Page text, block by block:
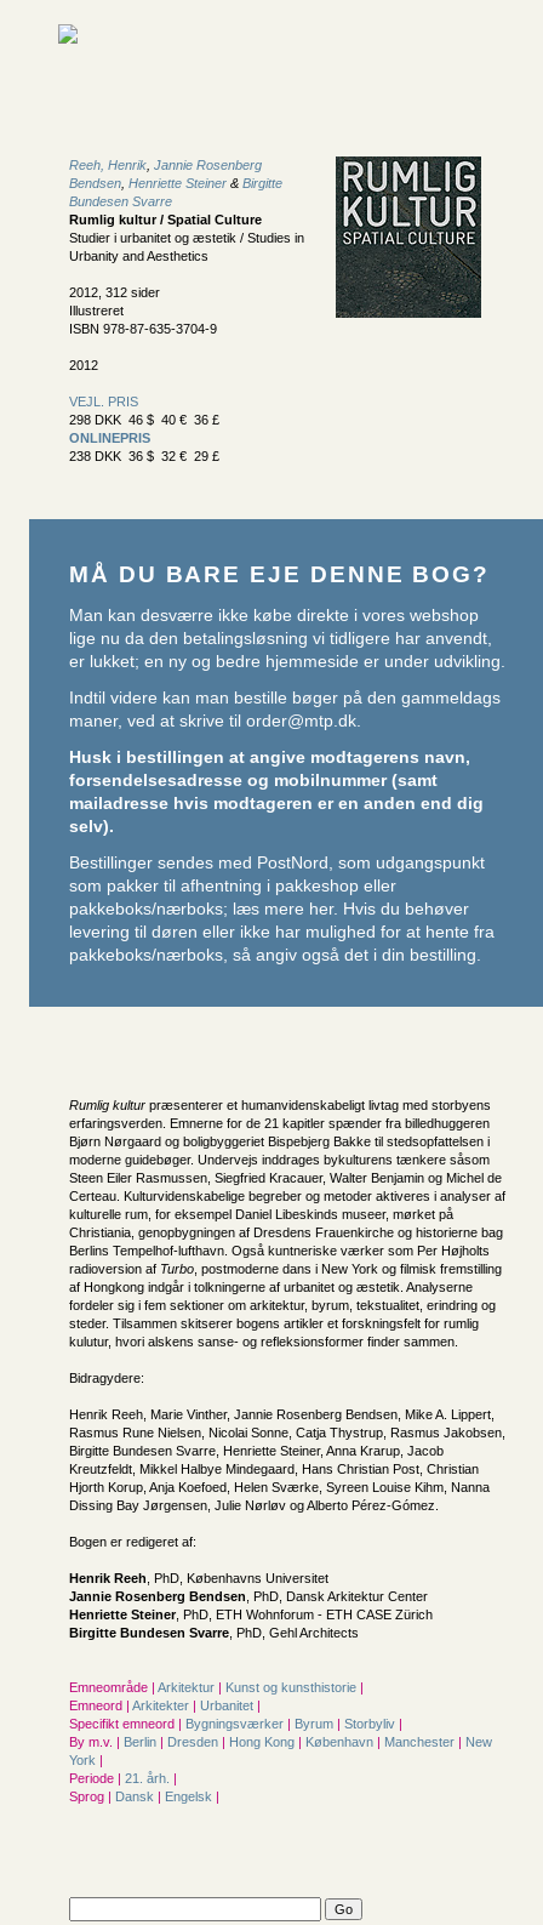
Reeh, Henrik Jannie Rosenberg
Bendsen Henriette Steiner & Birgitte
Bundesen Svarre
Rumlig kultur / Spatial Culture
Studier i urbanitet og æstetik / Studies in
Urbanity and Aesthetics
2012, 312 sider
Illustreret
ISBN 978-87-635-3704-9
2012
VEJL. PRIS
298 DKK 46 $ 40 € 36 £
ONLINEPRIS
238 DKK 36 $ 32 € 29 £
MÅ DU BARE EJE DENNE BOG?
Man kan desværre ikke købe direkte i vores webshop
lige nu da den betalingsløsning vi tidligere har anvendt,
er lukket; en ny og bedre hjemmeside er under udvikling.
Indtil videre kan man bestille bøger på den gammeldags
maner, ved at skrive til order@mtp.dk.
Husk i bestillingen at angive modtagerens navn,
forsendelsesadresse og mobilnummer (samt
mailadresse hvis modtageren er en anden end dig
selv).
Bestillinger sendes med PostNord, som udgangspunkt
som pakker til afhentning i pakkeshop eller
pakkeboks/nærboks; læs mere her. Hvis du behøver
levering til døren eller ikke har mulighed for at hente fra
pakkeboks/nærboks, så angiv også det i din bestilling.
Rumlig kultur præsenterer et humanvidenskabeligt livtag med storbyens
erfaringsverden. Emnerne for de 21 kapitler spænder fra billedhuggeren
Bjørn Nørgaard og boligbyggeriet Bispebjerg Bakke til stedsopfattelsen i
moderne guidebøger. Undervejs inddrages bykulturens tænkere såsom
Steen Eiler Rasmussen, Siegfried Kracauer, Walter Benjamin og Michel de
Certeau. Kulturvidenskabelige begreber og metoder aktiveres i analyser af
kulturelle rum, for eksempel Daniel Libeskinds museer, mørket på
Christiania, genopbygningen af Dresdens Frauenkirche og historierne bag
Berlins Tempelhof-lufthavn. Også kuntneriske værker som Per Højholts
radioversion af Turbo , postmoderne dans i New York og filmisk fremstilling
af Hongkong indgår i tolkningerne af urbanitet og æstetik. Analyserne
fordeler sig i fem sektioner om arkitektur, byrum, tekstualitet, erindring og
steder. Tilsammen skitserer bogens artikler et forskningsfelt for rumlig
kulutur, hvori alskens sanse- og refleksionsformer finder sammen.
Bidragydere:
Henrik Reeh, Marie Vinther, Jannie Rosenberg Bendsen, Mike A. Lippert,
Rasmus Rune Nielsen, Nicolai Sonne, Catja Thystrup, Rasmus Jakobsen,
Birgitte Bundesen Svarre, Henriette Steiner, Anna Krarup, Jacob
Kreutzfeldt, Mikkel Halbye Mindegaard, Hans Christian Post, Christian
Hjorth Korup, Anja Koefoed, Helen Sværke, Syreen Louise Kihm, Nanna
Dissing Bay Jørgensen, Julie Nørløv og Alberto Pérez-Gómez.
Bogen er redigeret af:
Henrik Reeh , PhD, Københavns Universitet
Jannie Rosenberg Bendsen , PhD, Dansk Arkitektur Center
Henriette Steiner, PhD, ETH Wohnforum - ETH CASE Zürich
Birgitte Bundesen Svarre , PhD, Gehl Architects
Emneområde | Arkitektur | Kunst og kunsthistorie |
Emneord | Arkitekter | Urbanitet |
Specifikt emneord | Bygningsværker | Byrum | Storbyliv |
By m.v. | Berlin | Dresden | Hong Kong | København | Manchester | New
York |
Periode | 21. årh. |
Sprog | Dansk | Engelsk |